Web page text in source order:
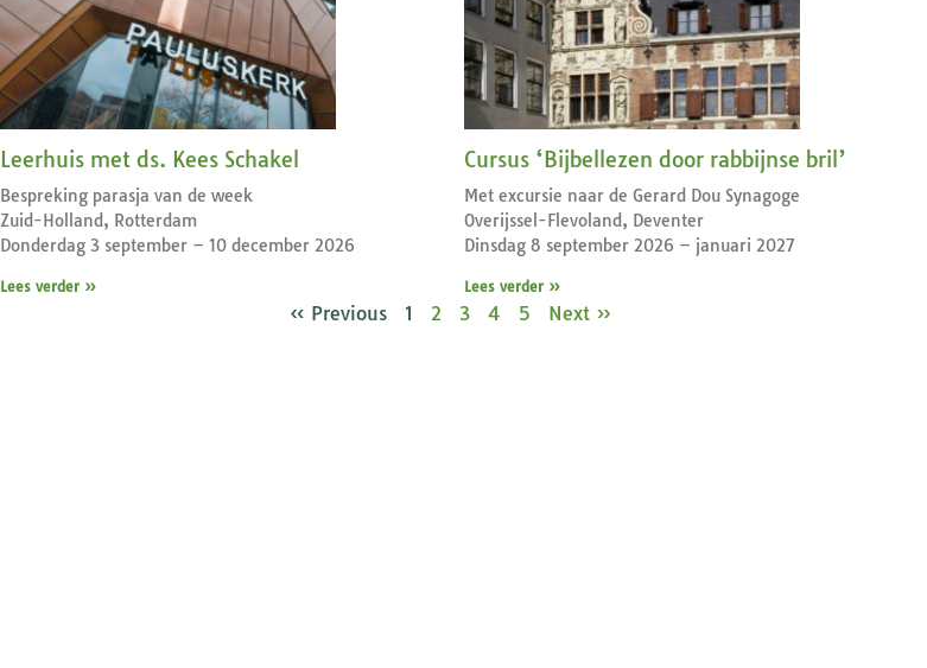
Leerhuis met ds. Kees Schakel
Bespreking parasja van de week
Zuid-Holland, Rotterdam
Donderdag 3 september – 10 december 2026
Lees verder »
Cursus ‘Bijbellezen door rabbijnse bril’
Met excursie naar de Gerard Dou Synagoge
Overijssel-Flevoland, Deventer
Dinsdag 8 september 2026 – januari 2027
Lees verder »
« Previous 1 2 3 4 5 Next »